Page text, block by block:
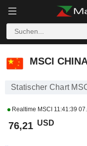
MSCI CHINA (STRD)
MSCI
Statischer Chart
Realtime MSCI 11:41:39
76,21 USD